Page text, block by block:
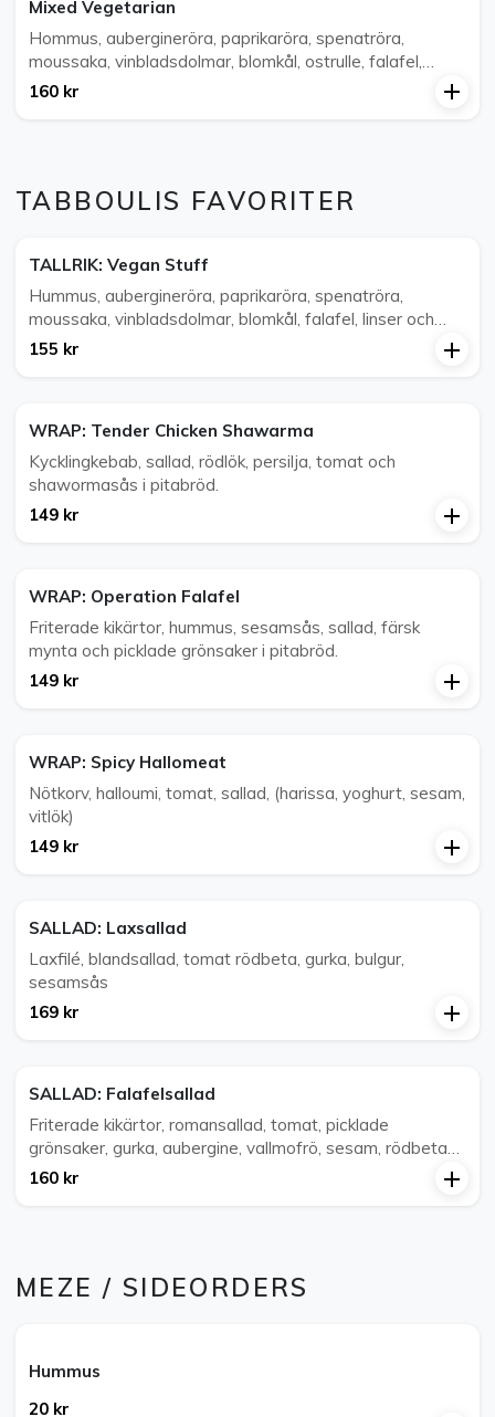
Mixed Vegetarian
Hommus, aubergineröra, paprikaröra, spenatröra,
moussaka, vinbladsdolmar, blomkål, ostrulle, falafel,
yoghurt, tabbouli, lins och rismix.
160 kr
TABBOULIS FAVORITER
TALLRIK: Vegan Stuff
Hummus, aubergineröra, paprikaröra, spenatröra,
moussaka, vinbladsdolmar, blomkål, falafel, linser och
tabbouli.
155 kr
WRAP: Tender Chicken Shawarma
Kycklingkebab, sallad, rödlök, persilja, tomat och
shawormasås i pitabröd.
149 kr
WRAP: Operation Falafel
Friterade kikärtor, hummus, sesamsås, sallad, färsk
mynta och picklade grönsaker i pitabröd.
149 kr
WRAP: Spicy Hallomeat
Nötkorv, halloumi, tomat, sallad, (harissa, yoghurt, sesam,
vitlök)
149 kr
SALLAD: Laxsallad
Laxfilé, blandsallad, tomat rödbeta, gurka, bulgur,
sesamsås
169 kr
SALLAD: Falafelsallad
Friterade kikärtor, romansallad, tomat, picklade
grönsaker, gurka, aubergine, vallmofrö, sesam, rödbeta
och sesamsås.
160 kr
MEZE / SIDEORDERS
Hummus
20 kr